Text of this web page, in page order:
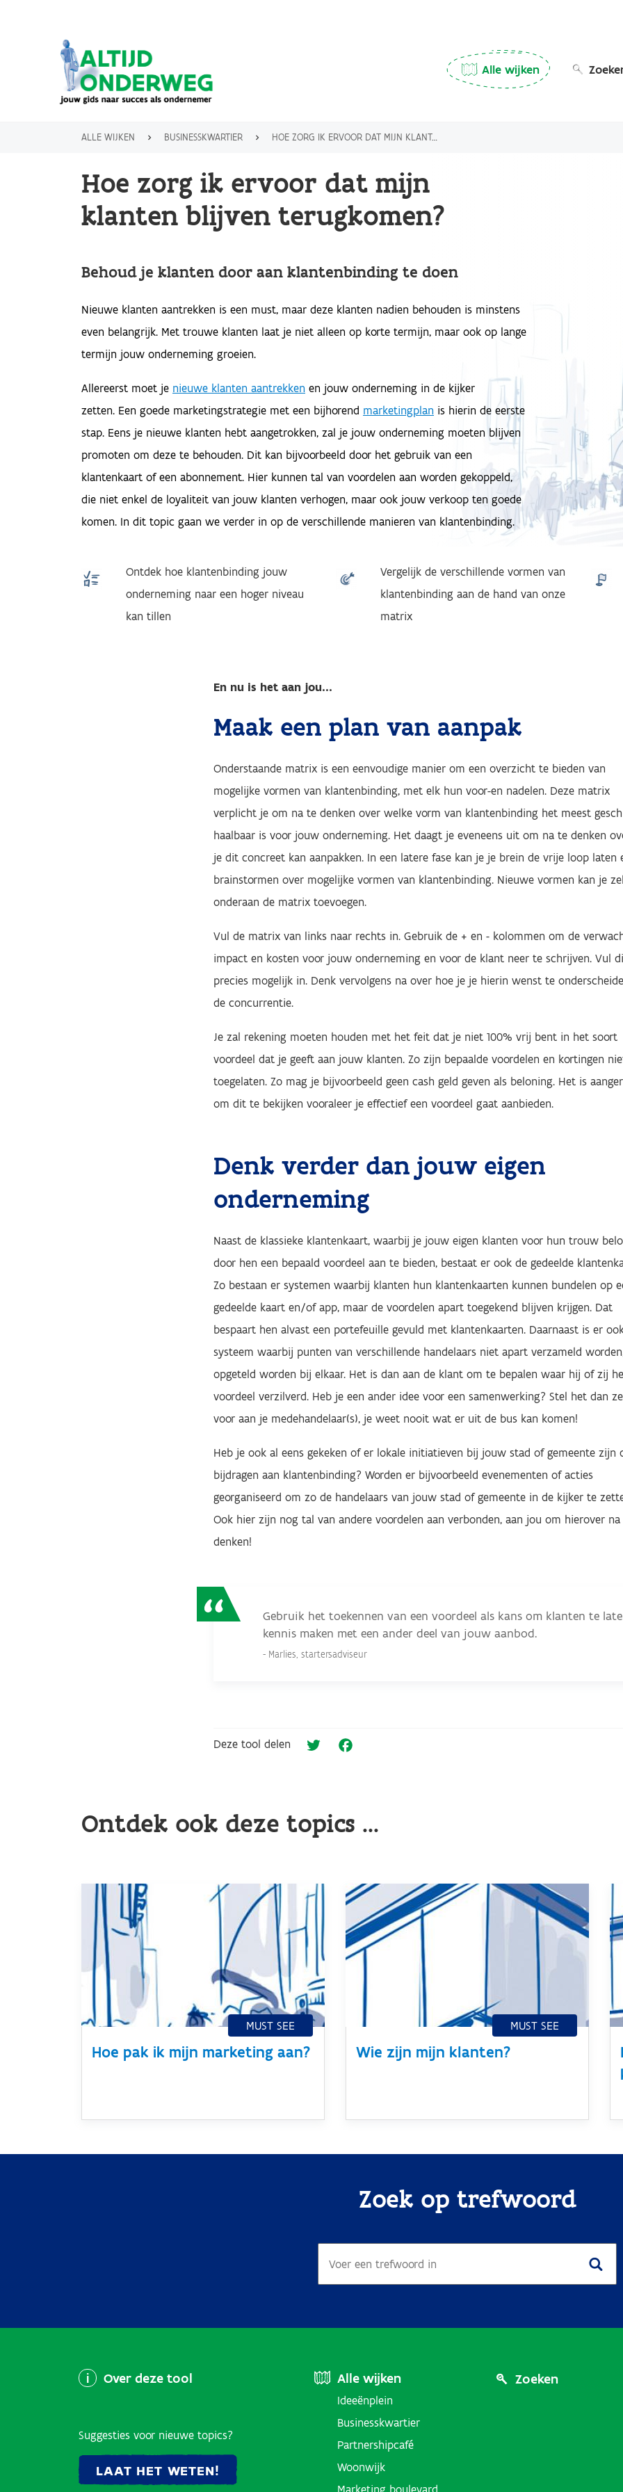
MainAlle wijken
ALLE WIJKEN BUSINESSKWARTIER HOE ZORG IK ERVOOR DAT MIJN KLANTEN BLIJVEN TERUGKOMEN?
Hoe zorg ik ervoor dat mijn
klanten blijven terugkomen?
Behoud je klanten door aan klantenbinding te doen
Nieuwe klanten aantrekken is een must, maar deze klanten nadien behouden is minstens
even belangrijk. Met trouwe klanten laat je niet alleen op korte termijn, maar ook op lange
termijn jouw onderneming groeien.
Allereerst moet je nieuwe klanten aantrekken en jouw onderneming in de kijker
zetten. Een goede marketingstrategie met een bijhorend marketingplan is hierin de eerste
stap. Eens je nieuwe klanten hebt aangetrokken, zal je jouw onderneming moeten blijven
promoten om deze te behouden. Dit kan bijvoorbeeld door het gebruik van een
klantenkaart of een abonnement. Hier kunnen tal van voordelen aan worden gekoppeld,
die niet enkel de loyaliteit van jouw klanten verhogen, maar ook jouw verkoop ten goede
komen. In dit topic gaan we verder in op de verschillende manieren van klantenbinding.
Ontdek hoe klantenbinding jouw
onderneming naar een hoger niveau
kan tillen
Vergelijk de verschillende vormen van
klantenbinding aan de hand van onze
matrix
En nu is het aan jou...
Maak een plan van aanpak
Onderstaande matrix is een eenvoudige manier om een overzicht te bieden van
mogelijke vormen van klantenbinding, met elk hun voor-en nadelen. Deze matrix
verplicht je om na te denken over welke vorm van klantenbinding het meest
haalbaar is voor jouw onderneming. Het daagt je eveneens uit om na te denken
je dit concreet kan aanpakken. In een latere fase kan je je brein de vrije loop laten
brainstormen over mogelijke vormen van klantenbinding. Nieuwe vormen kan je
onderaan de matrix toevoegen.
Vul de matrix van links naar rechts in. Gebruik de + en - kolommen om de
impact en kosten voor jouw onderneming en voor de klant neer te schrijven. Vul
precies mogelijk in. Denk vervolgens na over hoe je je hierin wenst te
de concurrentie.
Je zal rekening moeten houden met het feit dat je niet 100% vrij bent in het soort
voordeel dat je geeft aan jouw klanten. Zo zijn bepaalde voordelen en kortingen
toegelaten. Zo mag je bijvoorbeeld geen cash geld geven als beloning. Het is
om dit te bekijken vooraleer je effectief een voordeel gaat aanbieden.
Denk verder dan jouw eigen
onderneming
Naast de klassieke klantenkaart, waarbij je jouw eigen klanten voor hun trouw
door hen een bepaald voordeel aan te bieden, bestaat er ook de gedeelde
Zo bestaan er systemen waarbij klanten hun klantenkaarten kunnen bundelen op
gedeelde kaart en/of app, maar de voordelen apart toegekend blijven krijgen. Dat
bespaart hen alvast een portefeuille gevuld met klantenkaarten. Daarnaast is er
systeem waarbij punten van verschillende handelaars niet apart verzameld
opgeteld worden bij elkaar. Het is dan aan de klant om te bepalen waar hij of zij
voordeel verzilverd. Heb je een ander idee voor een samenwerking? Stel het dan
voor aan je medehandelaar(s), je weet nooit wat er uit de bus kan komen!
Heb je ook al eens gekeken of er lokale initiatieven bij jouw stad of gemeente zijn
bijdragen aan klantenbinding? Worden er bijvoorbeeld evenementen of acties
georganiseerd om zo de handelaars van jouw stad of gemeente in de kijker te
Ook hier zijn nog tal van andere voordelen aan verbonden, aan jou om hierover
denken!
Gebruik het toekennen van een voordeel als kans om klanten te
kennis maken met een ander deel van jouw aanbod.
Marlies, startersadviseur
Deze tool delen Twitter
Ontdek ook deze topics ...
Hoe pak ik mijn marketing aan? Wie zijn mijn klanten?
Zoek op trefwoord
Over deze tool
Suggesties voor nieuwe topics?
LAAT HET WETEN!
Footer
Menu
(Districts)
Alle wijken
Ideeënplein
Businesskwartier
Partnershipcafé
Woonwijk
Footer
Zoeken